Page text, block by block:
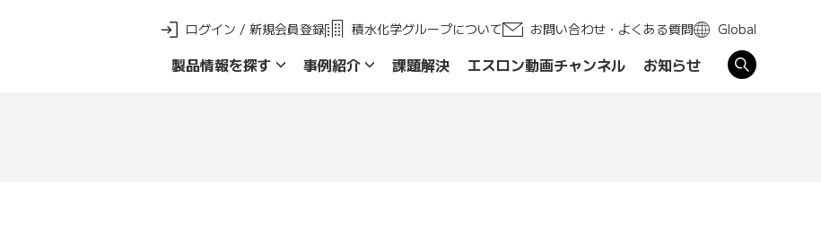
製品情報を探す 事例紹介 課題解決 エスロン動画チャンネル お知らせ
ログイン / 新規会員登録 積水化学グループについて お問い合わせ・よくある質問 Global